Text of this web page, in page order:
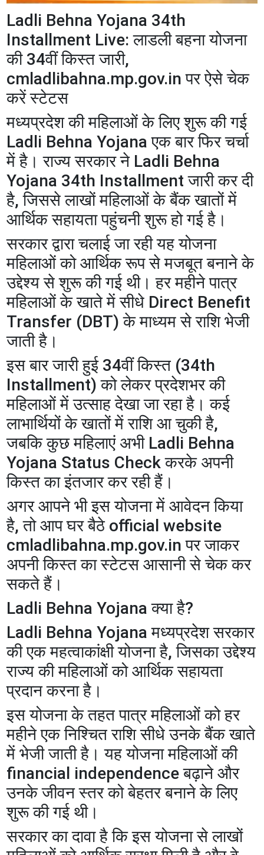
Ladli Behna Yojana 34th
Installment Live: लाडली बहना योजना
की 34वीं किस्त जारी,
cmladlibahna.mp.gov.in पर ऐसे चेक
करें स्टेटस
मध्यप्रदेश की महिलाओं के लिए शुरू की गई
Ladli Behna Yojana एक बार फिर चर्चा
में है। राज्य सरकार ने Ladli Behna
Yojana 34th Installment जारी कर दी
है, जिससे लाखों महिलाओं के बैंक खातों में
आर्थिक सहायता पहुंचनी शुरू हो गई है।
सरकार द्वारा चलाई जा रही यह योजना
महिलाओं को आर्थिक रूप से मजबूत बनाने के
उद्देश्य से शुरू की गई थी। हर महीने पात्र
महिलाओं के खाते में सीधे Direct Benefit
Transfer (DBT) के माध्यम से राशि भेजी
जाती है।
इस बार जारी हुई 34वीं किस्त (34th
Installment) को लेकर प्रदेशभर की
महिलाओं में उत्साह देखा जा रहा है। कई
लाभार्थियों के खातों में राशि आ चुकी है,
जबकि कुछ महिलाएं अभी Ladli Behna
Yojana Status Check करके अपनी
किस्त का इंतजार कर रही हैं।
अगर आपने भी इस योजना में आवेदन किया
है, तो आप घर बैठे official website
cmladlibahna.mp.gov.in पर जाकर
अपनी किस्त का स्टेटस आसानी से चेक कर
सकते हैं।
Ladli Behna Yojana क्या है?
Ladli Behna Yojana मध्यप्रदेश सरकार
की एक महत्वाकांक्षी योजना है, जिसका उद्देश्य
राज्य की महिलाओं को आर्थिक सहायता
प्रदान करना है।
इस योजना के तहत पात्र महिलाओं को हर
महीने एक निश्चित राशि सीधे उनके बैंक खाते
में भेजी जाती है। यह योजना महिलाओं की
financial independence बढ़ाने और
उनके जीवन स्तर को बेहतर बनाने के लिए
शुरू की गई थी।
सरकार का दावा है कि इस योजना से लाखों